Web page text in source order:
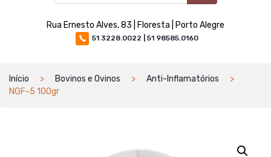
MATERIAIS E EQUIPAMENTOS
Rua Ernesto Alves, 83 | Floresta | Porto Alegre
51 3228.0022 | 51 98585.0160
Início Bovinos e Ovinos
Anti-Inflamatórios
NGF-5 100gr